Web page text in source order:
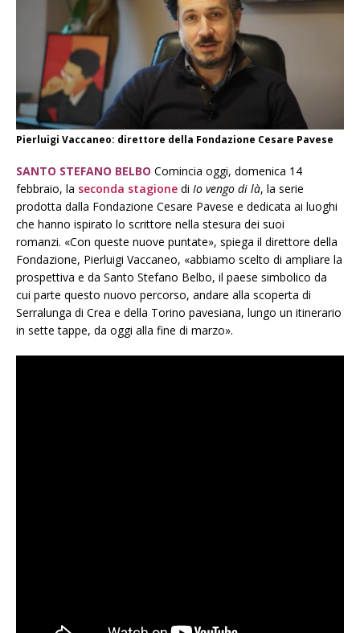
Pierluigi Vaccaneo: direttore della Fondazione Cesare Pavese
SANTO STEFANO BELBO Comincia oggi, domenica 14
febbraio, la seconda stagione di Io vengo di là, la serie
prodotta dalla Fondazione Cesare Pavese e dedicata ai luoghi
che hanno ispirato lo scrittore nella stesura dei suoi
romanzi. «Con queste nuove puntate», spiega il direttore della
Fondazione, Pierluigi Vaccaneo, «abbiamo scelto di ampliare la
prospettiva e da Santo Stefano Belbo, il paese simbolico da
cui parte questo nuovo percorso, andare alla scoperta di
Serralunga di Crea e della Torino pavesiana, lungo un itinerario
in sette tappe, da oggi alla fine di marzo».